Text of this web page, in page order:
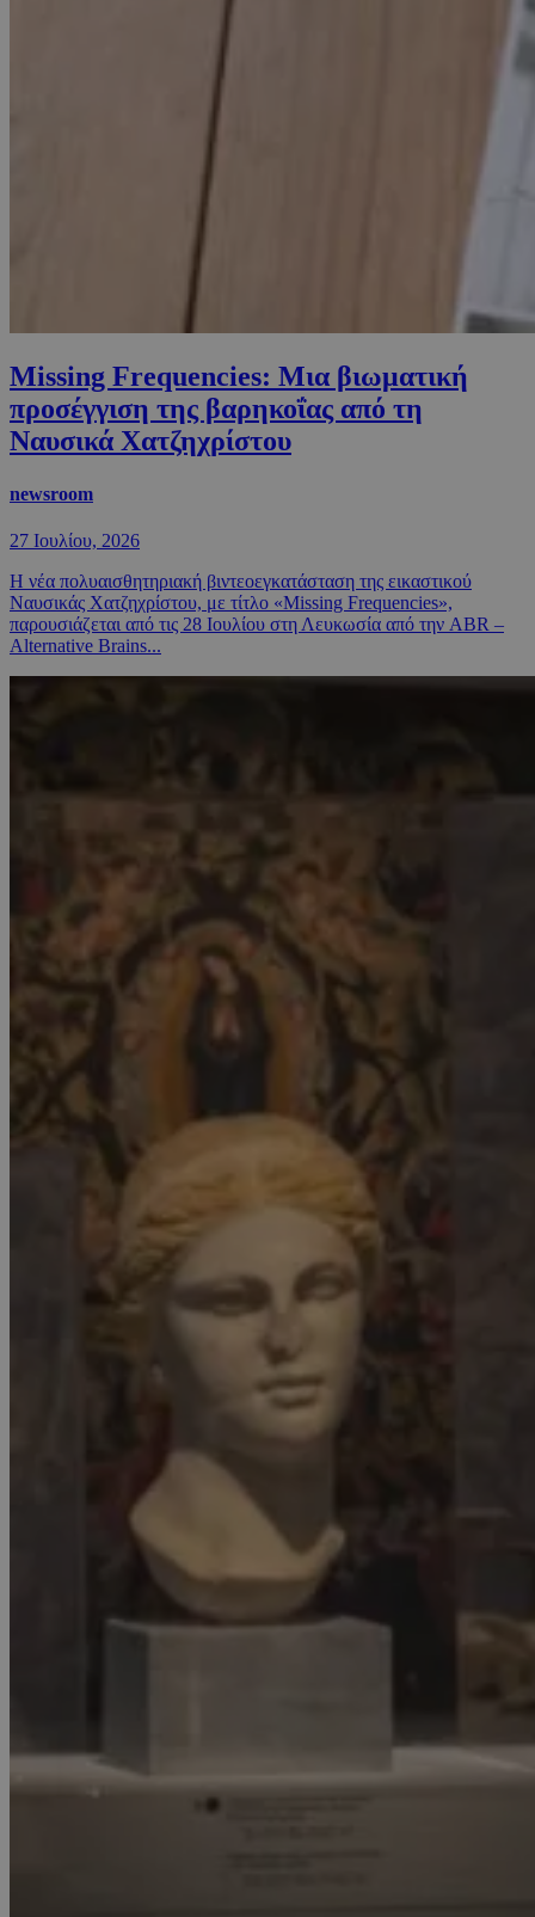
Missing Frequencies: Μια βιωματική
προσέγγιση της βαρηκοΐας από τη
Ναυσικά Χατζηχρίστου
newsroom
27 Ιουλίου, 2026
Η νέα πολυαισθητηριακή βιντεοεγκατάσταση της εικαστικού
Ναυσικάς Χατζηχρίστου, με τίτλο «Missing Frequencies»,
παρουσιάζεται από τις 28 Ιουλίου στη Λευκωσία από την ABR –
Alternative Brains...